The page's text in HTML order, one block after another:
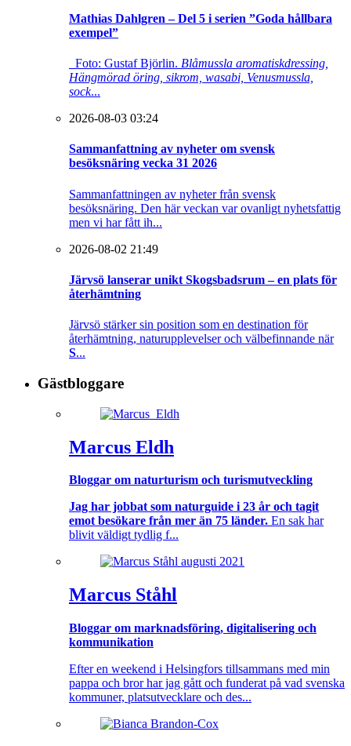
Mathias Dahlgren – Del 5 i serien ”Goda hållbara
exempel”
Foto: Gustaf Björlin. Blåmussla aromatiskdressing,
Hängmörad öring, sikrom, wasabi, Venusmussla,
sock...
2026-08-03 03:24
Sammanfattning av nyheter om svensk
besöksnäring vecka 31 2026
Sammanfattningen av nyheter från svensk
besöksnäring. Den här veckan var ovanligt nyhetsfattig
men vi har fått ih...
2026-08-02 21:49
Järvsö lanserar unikt Skogsbadsrum – en plats för
återhämtning
Järvsö stärker sin position som en destination för
återhämtning, naturupplevelser och välbefinnande när
S...
Gästbloggare
Marcus Eldh
Bloggar om naturturism och turismutveckling
Jag har jobbat som naturguide i 23 år och tagit
emot besökare från mer än 75 länder. En sak har
blivit väldigt tydlig f...
Marcus Ståhl
Bloggar om marknadsföring, digitalisering och
kommunikation
Efter en weekend i Helsingfors tillsammans med min
pappa och bror har jag gått och funderat på vad svenska
kommuner, platsutvecklare och des...